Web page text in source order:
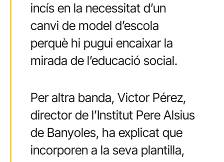
incís en la necessitat d’un
canvi de model d’escola
perquè hi pugui encaixar la
mirada de l’educació social.
Per altra banda, Victor Pérez,
director de l’Institut Pere Alsius
de Banyoles, ha explicat que
incorporen a la seva plantilla,